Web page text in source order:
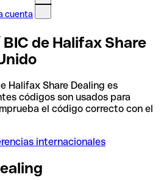
cuenta
de Halifax Share
Halifax Share Dealing es
códigos son usados para
el código correcto con el
internacionales